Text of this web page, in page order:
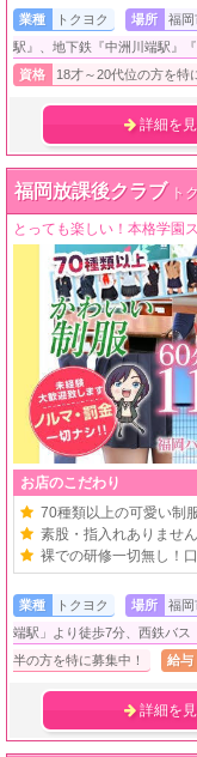
業種 トクヨク 場所 福岡
駅』、地下鉄『中洲川端駅』
資格
18才～20代位の方を特
詳細を
福岡放課後クラブ ト
とっても楽しい！本格学園
お店のこだわり
70種類以上の可愛い制
素股・指入れありません
裸での研修一切無し！
業種 トクヨク 場所 福岡
端駅」より徒歩7分、西鉄バ
半の方を特に募集中！
給与
詳細を